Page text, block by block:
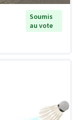
Soumis
au vote